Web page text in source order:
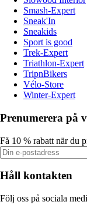
Smash-Expert
Sneak'In
Sneakids
Sport is good
Trek-Expert
Triathlon-Expert
TripnBikers
Vélo-Store
Winter-Expert
Prenumerera på
Få 10 % rabatt när du
Håll kontakten
Följ oss på sociala